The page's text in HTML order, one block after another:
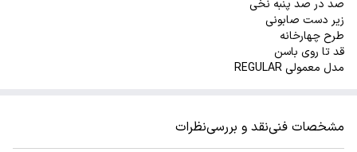
صد در صد پنبه نخی
زیر دست صابونی
طرح چهارخانه
قد تا روی باسن
مدل معمولی REGULAR
مشخصات فنینقد و بررسینظرات